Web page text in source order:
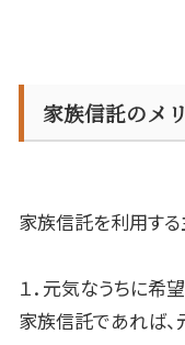
家族信託のメ
家族信託を利用する
１．元気なうちに希
家族信託であれば